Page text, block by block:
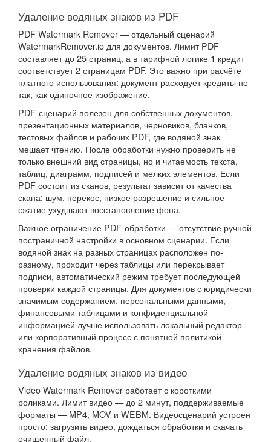
Удаление водяных знаков из PDF
PDF Watermark Remover — отдельный сценарий
WatermarkRemover.io для документов. Лимит PDF
составляет до 25 страниц, а в тарифной логике 1 кредит
соответствует 2 страницам PDF. Это важно при расчёте
платного использования: документ расходует кредиты не
так, как одиночное изображение.
PDF-сценарий полезен для собственных документов,
презентационных материалов, черновиков, бланков,
тестовых файлов и рабочих PDF, где водяной знак
мешает чтению. После обработки нужно проверить не
только внешний вид страницы, но и читаемость текста,
таблиц, диаграмм, подписей и мелких элементов. Если
PDF состоит из сканов, результат зависит от качества
скана: шум, перекос, низкое разрешение и сильное
сжатие ухудшают восстановление фона.
Важное ограничение PDF-обработки — отсутствие ручной
постраничной настройки в основном сценарии. Если
водяной знак на разных страницах расположен по-
разному, проходит через таблицы или перекрывает
подписи, автоматический режим требует последующей
проверки каждой страницы. Для документов с юридически
значимым содержанием, персональными данными,
финансовыми таблицами и конфиденциальной
информацией лучше использовать локальный редактор
или корпоративный процесс с понятной политикой
хранения файлов.
Удаление водяных знаков из видео
Video Watermark Remover работает с короткими
роликами. Лимит видео — до 2 минут, поддерживаемые
форматы — MP4, MOV и WEBM. Видеосценарий устроен
просто: загрузить видео, дождаться обработки и скачать
очищенный файл.